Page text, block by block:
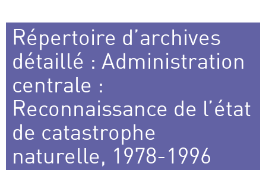
Répertoire d’archives
détaillé : Administration
centrale :
Reconnaissance de l’état
de catastrophe
naturelle, 1978-1996